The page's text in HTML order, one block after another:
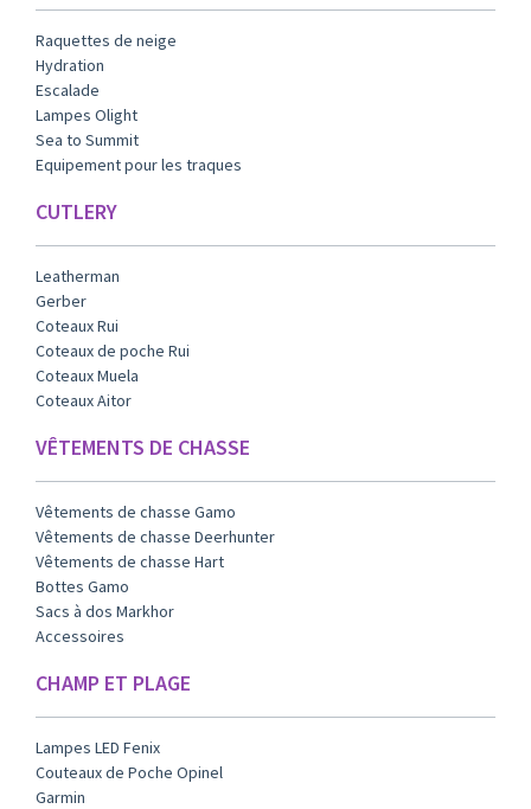
Raquettes de neige
Hydration
Escalade
Lampes Olight
Sea to Summit
Equipement pour les traques
CUTLERY
Leatherman
Gerber
Coteaux Rui
Coteaux de poche Rui
Coteaux Muela
Coteaux Aitor
VÊTEMENTS DE CHASSE
Vêtements de chasse Gamo
Vêtements de chasse Deerhunter
Vêtements de chasse Hart
Bottes Gamo
Sacs à dos Markhor
Accessoires
CHAMP ET PLAGE
Lampes LED Fenix
Couteaux de Poche Opinel
Garmin